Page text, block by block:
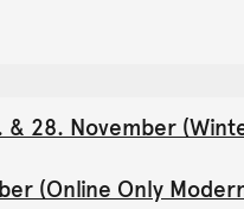
& 28. November
(Online Only